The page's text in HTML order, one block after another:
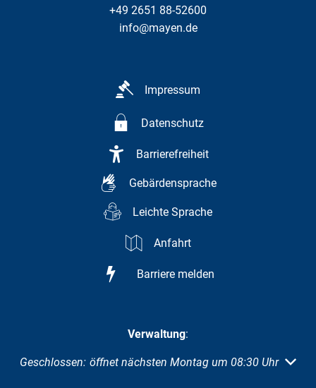
+49 2651 88-52600
info@mayen.de
Impressum
Datenschutz
Barrierefreiheit
Gebärdensprache
Leichte Sprache
Anfahrt
Barriere melden
Verwaltung:
Klicken, um weitere Öffnungs- oder Schließzeiten
Geschlossen: öffnet nächsten Montag um 08:30 Uhr